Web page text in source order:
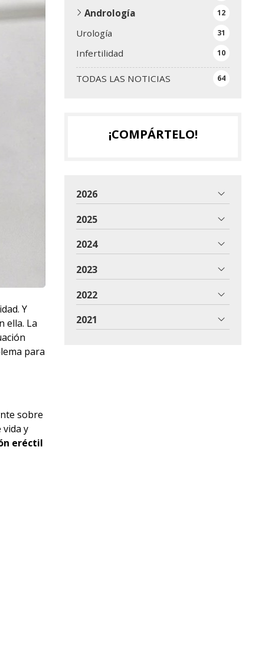
TODAS LAS NOTICIAS 64
Andrología 12
Urología 31
Infertilidad 10
Y
ella. La
para
sobre
y
eréctil
¡COMPÁRTELO!
2026
2025
2024
2023
2022
2021